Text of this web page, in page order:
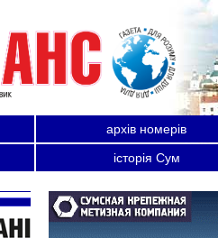
архів номерів
історія Сум